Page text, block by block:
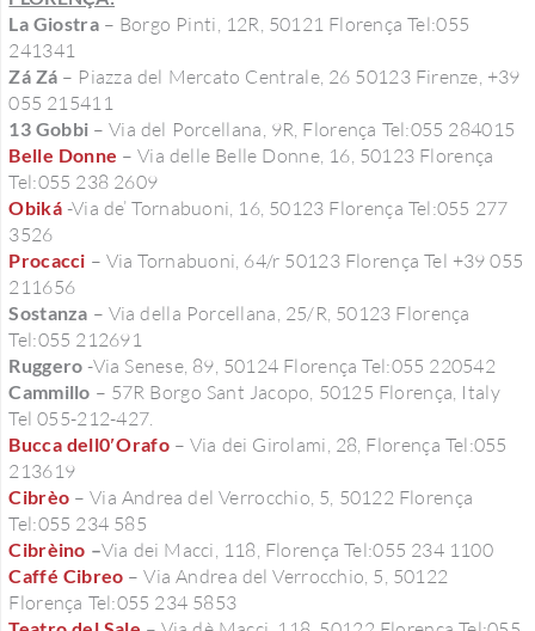
La Giostra– Borgo Pinti, 12R, 50121 Florença Tel:055
241341
Zá Zá – Piazza del Mercato Centrale, 26 50123 Firenze, +39
055 215411
13 Gobbi – Via del Porcellana, 9R, Florença Tel:055 284015
Belle Donne – Via delle Belle Donne, 16, 50123 Florença
Tel:055 238 2609
Obiká -Via de’ Tornabuoni, 16, 50123 Florença Tel:055 277
3526
Procacci – Via Tornabuoni, 64/r 50123 Florença Tel +39 055
211656
Sostanza – Via della Porcellana, 25/R, 50123 Florença
Tel:055 212691
Ruggero -Via Senese, 89, 50124 Florença Tel:055 220542
Cammillo – 57R Borgo Sant Jacopo, 50125 Florença, Italy
Tel 055-212-427.
Bucca dell0′Orafo– Via dei Girolami, 28, Florença Tel:055
213619
Cibrèo – Via Andrea del Verrocchio, 5, 50122 Florença
Tel:055 234 585
Cibrèino –Via dei Macci, 118, Florença Tel:055 234 1100
Caffé Cibreo – Via Andrea del Verrocchio, 5, 50122
Florença Tel:055 234 5853